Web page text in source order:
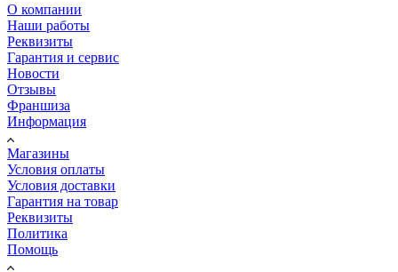
О компании
Наши работы
Реквизиты
Гарантия и сервис
Новости
Отзывы
Франшиза
Информация
Магазины
Условия оплаты
Условия доставки
Гарантия на товар
Реквизиты
Политика
Помощь